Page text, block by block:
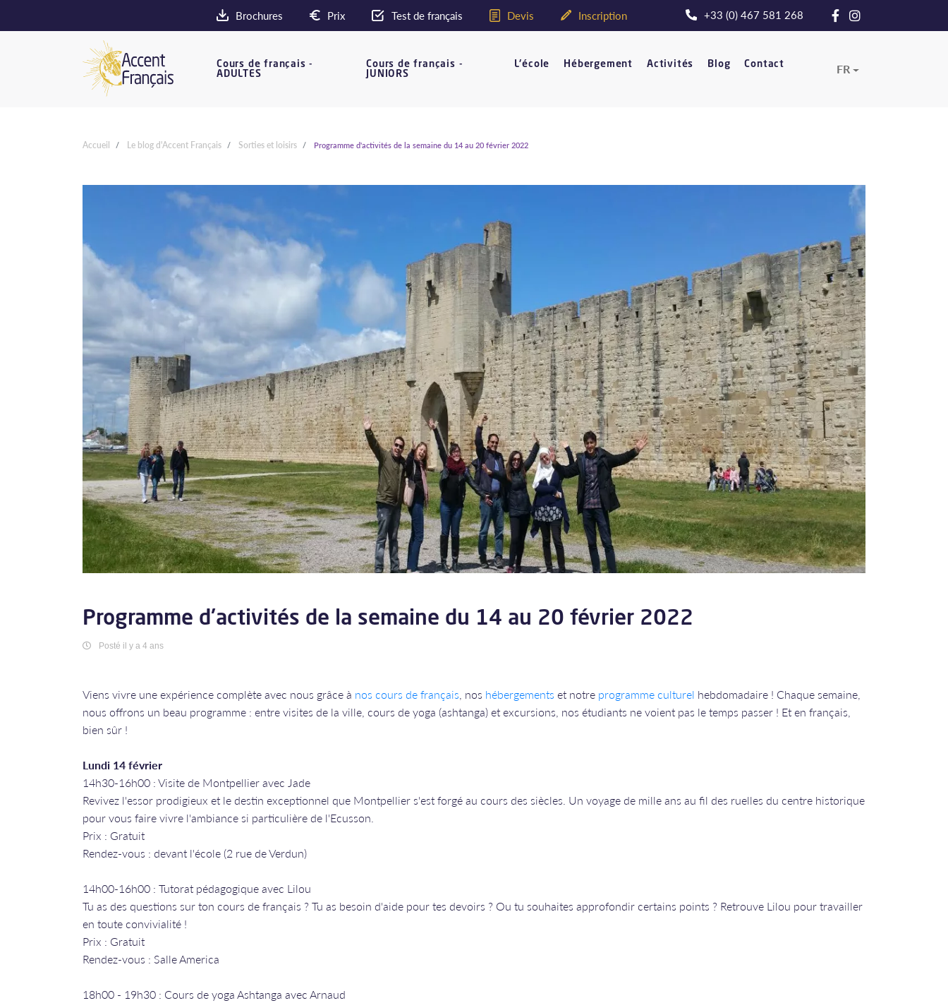
Brochures Prix Test de français Devis Inscription +33 (0) 467 581 268
Cours de français -
ADULTES
Cours de français -
JUNIORS
L'école Hébergement Activités Blog Contact FR
Accueil Le blog d'Accent Français Sorties et loisirs Programme d'activités de la semaine du 14 au 20 février 2022
Programme d'activités de la semaine du 14 au 20 février 2022
Posté il y a 4 ans
Viens vivre une expérience complète avec nous grâce à nos cours de français, nos hébergements et notre programme culturel hebdomadaire ! Chaque semaine,
nous offrons un beau programme : entre visites de la ville, cours de yoga (ashtanga) et excursions, nos étudiants ne voient pas le temps passer ! Et en français,
bien sûr !
Lundi 14 février
14h30-16h00 : Visite de Montpellier avec Jade
Revivez l'essor prodigieux et le destin exceptionnel que Montpellier s'est forgé au cours des siècles. Un voyage de mille ans au fil des ruelles du centre historique
pour vous faire vivre l'ambiance si particulière de l'Ecusson.
Prix : Gratuit
Rendez-vous : devant l'école (2 rue de Verdun)
14h00-16h00 : Tutorat pédagogique avec Lilou
Tu as des questions sur ton cours de français ? Tu as besoin d'aide pour tes devoirs ? Ou tu souhaites approfondir certains points ? Retrouve Lilou pour travailler
en toute convivialité !
Prix : Gratuit
Rendez-vous : Salle America
18h00 - 19h30 : Cours de yoga Ashtanga avec Arnaud